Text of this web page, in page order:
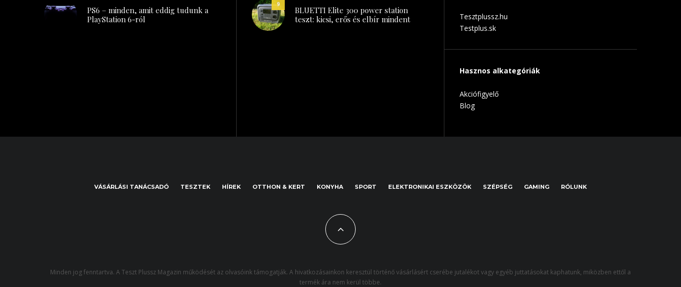
PS6 – minden, amit eddig tudunk a
PlayStation 6-ról
9
BLUETTI Elite 300 power station
teszt: kicsi, erős és elbír mindent
Tesztplussz.hu
Testplus.sk
Hasznos alkategóriák
Akciófigyelő
Blog
VÁSÁRLÁSI TANÁCSADÓ TESZTEK HÍREK OTTHON & KERT KONYHA SPORT ELEKTRONIKAI ESZKÖZÖK SZÉPSÉG GAMING RÓLUNK
Minden jog fenntartva. A Teszt Plussz Magazin működését az olvasóink támogatják. A hivatkozásainkon keresztül történő vásárlásért cserébe jutalékot vagy egyéb juttatásokat kaphatunk, miközben ettől a
termék ára nem kerül többe.